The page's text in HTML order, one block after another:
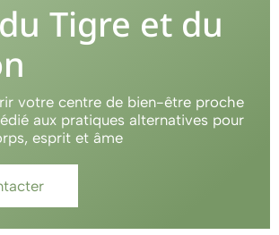
Tigre et du
votre centre de bien-être proche
aux pratiques alternatives pour
esprit et âme